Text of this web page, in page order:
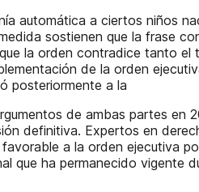
automática a ciertos niños
sostienen que la frase
la orden contradice tanto
de la orden
posteriormente a la
de ambas partes
definitiva. Expertos en
a la orden ejecutiva
que ha permanecido